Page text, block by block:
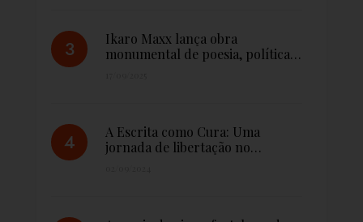
Ikaro Maxx lança obra
monumental de poesia, política…
A Escrita como Cura: Uma
jornada de libertação no…